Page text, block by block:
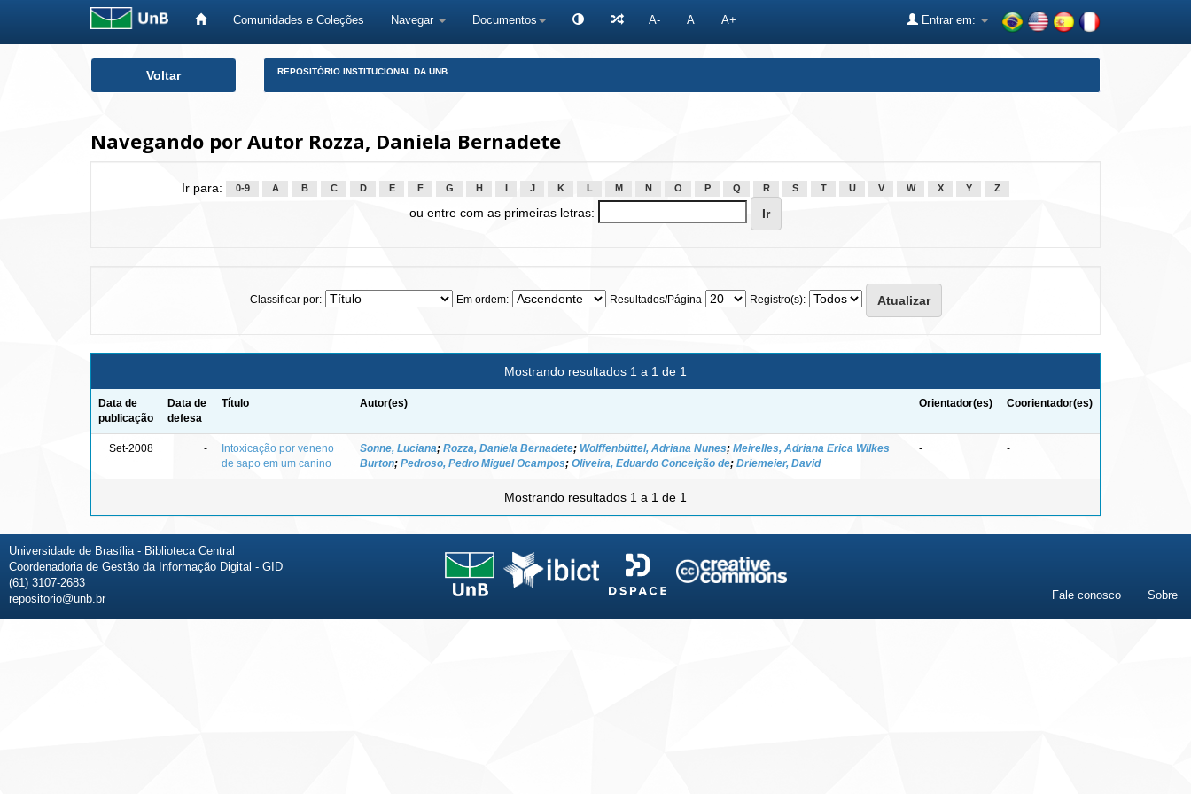
Comunidades e Coleções Navegar Documentos A- A A+ Entrar em:
Voltar REPOSITÓRIO INSTITUCIONAL DA UNB
Navegando por Autor Rozza, Daniela Bernadete
Ir para: 0-9 A B C D E F G H J K L M N O P Q R S T U V W X Y Z
ou entre com as primeiras letras:
Classificar por: Em ordem: Resultados/Página Registro(s):
Mostrando resultados 1 a 1 de 1
Data de
publicação
Data de
defesa
Título Autor(es) Orientador(es) Coorientador(es)
Set-2008 -
Intoxicação por veneno
de sapo em um canino
Sonne, Luciana; Rozza, Daniela Bernadete; Wolffenbüttel, Adriana Nunes; Meirelles, Adriana Erica Wilkes
Burton; Pedroso, Pedro Miguel Ocampos; Oliveira, Eduardo Conceição de; Driemeier, David
- -
Mostrando resultados 1 a 1 de 1
Universidade de Brasília - Biblioteca Central
Coordenadoria de Gestão da Informação Digital - GID
(61) 3107-2683
repositorio@unb.br
Fale conosco Sobre